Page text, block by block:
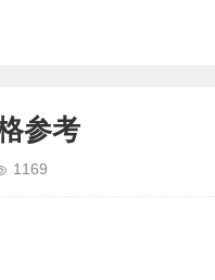
参考
1169